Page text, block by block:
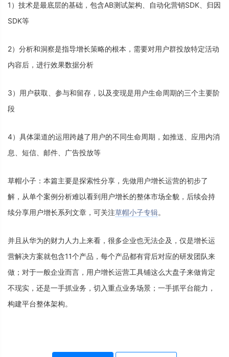
1 ） 技术是最底层的基础 ， 包含AB测试架构 自动化营销SDK 归因
SDK等
2） 分析和洞察是指导增长策略的根本 ， 需要对用 户群投放特定活动
内容后 ， 进行效果数据分析
3） 用 户获取 参与和留存 ， 以及变现是用 户生命周期的三个主要阶
段
4） 具体渠道的运用跨越了 用 户的不同生命周期 ， 如推送 应用内消
息
短信 邮件 广告投放等
草帽小子 ： 本篇主要是探索性分享 ， 先做用 户增长运营的初步了
解 ， 从单个案例分析难以看到用 户增长的整体市场全貌 ， 后续会持
续分享用 户增长系列文章 ， 可关注草帽小子专辑。
并且 从华为的财力 人 力 上来看 ， 很多企业也无法企及 ， 仅是增长运
营解决方案就包含11个产品 ， 每个产品都有背后对应的研发团队来
做 ； 对于一般企业而言 ， 用 户增长运营工具铺这么大盘子来做肯定
不现实 ， 还是一手抓业务 ， 切 入重点业务场景 ； 一手抓平台能力 ，
构建平台整体架构。